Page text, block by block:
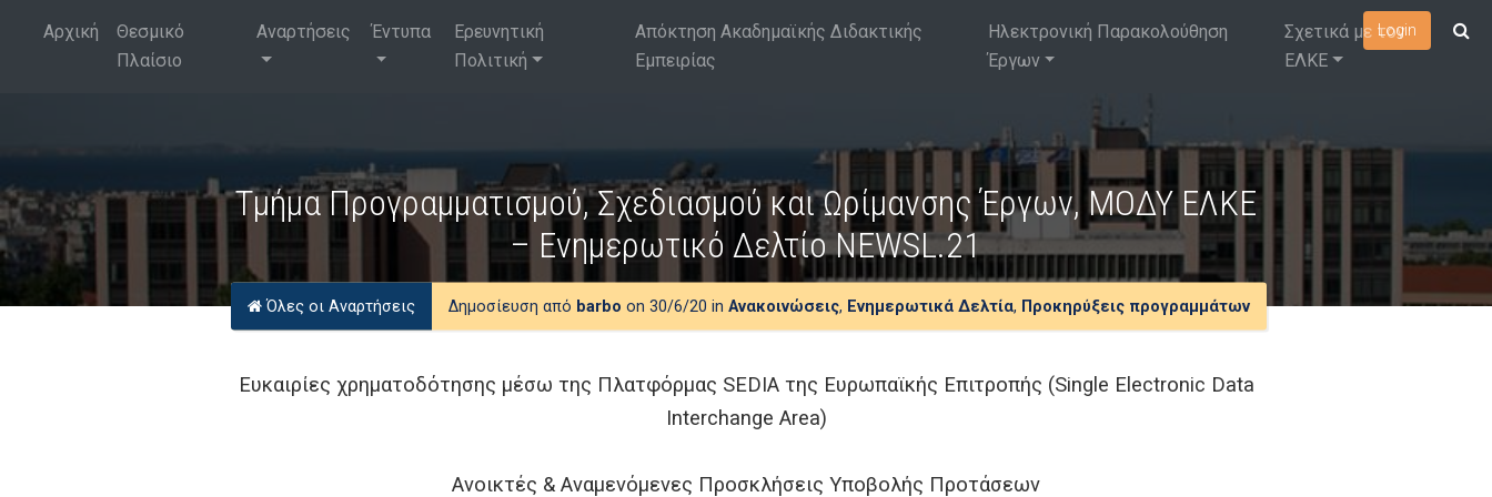
Login
Αρχική
Θεσμικό
Πλαίσιο
Αναρτήσεις Έντυπα
Ερευνητική
Πολιτική
Απόκτηση Ακαδημαϊκής Διδακτικής
Εμπειρίας
Ηλεκτρονική Παρακολούθηση
Έργων
Σχετικά με τον
ΕΛΚΕ
Τμήμα Προγραμματισμού, Σχεδιασμού και Ωρίμανσης Έργων, ΜΟΔΥ ΕΛΚΕ
– Ενημερωτικό Δελτίο NEWSL.21
Όλες οι Αναρτήσεις Δημοσίευση από barbo on 30/6/20 in Ανακοινώσεις, Ενημερωτικά Δελτία, Προκηρύξεις προγραμμάτων
Ευκαιρίες χρηματοδότησης μέσω της Πλατφόρμας SEDIA της Ευρωπαϊκής Επιτροπής (Single Electronic Data
Interchange Area)
Ανοικτές & Αναμενόμενες Προσκλήσεις Υποβολής Προτάσεων